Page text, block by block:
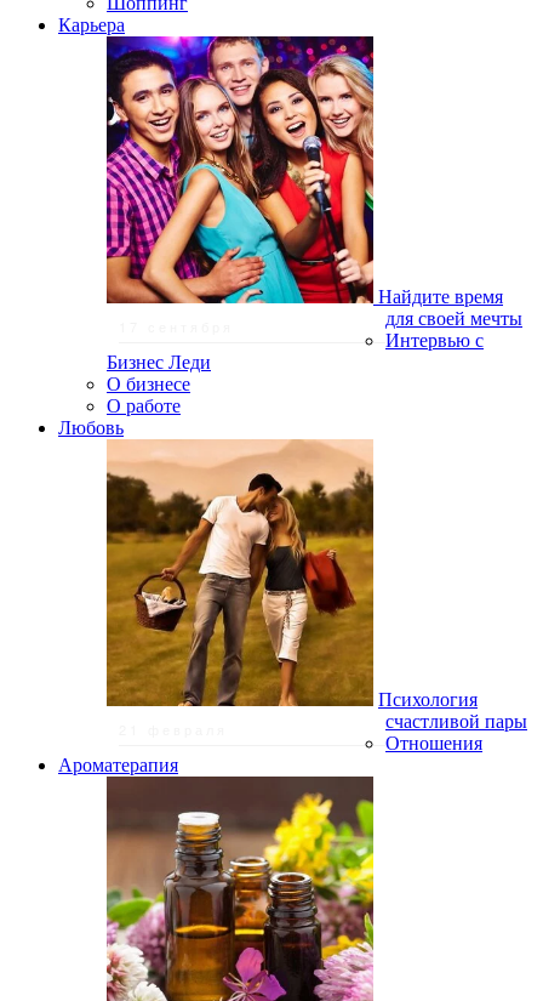
Карьера
Найдите время
для своей мечты
Интервью с
Бизнес Леди
О бизнесе
О работе
Любовь
Психология
счастливой пары
Отношения
Ароматерапия